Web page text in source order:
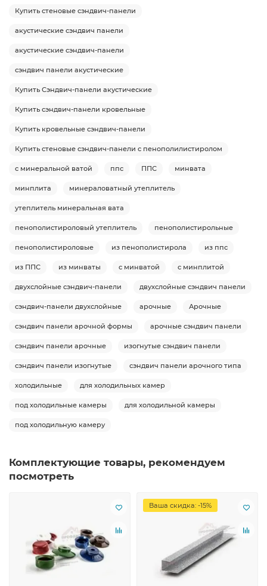
Купить стеновые сэндвич-панели
акустические сэндвич панели
акустические сэндвич-панели
сэндвич панели акустические
Купить Сэндвич-панели акустические
Купить сэндвич-панели кровельные
Купить кровельные сэндвич-панели
Купить стеновые сэндвич-панели с пенополилистиролом
с минеральной ватой ппс ППС минвата
минплита минераловатный утеплитель
утеплитель минеральная вата
пенополистироловый утеплитель пенополистирольные
пенополистироловые из пенополистирола из ппс
из ППС из минваты с минватой с минплитой
двухслойные сэндвич-панели двухслойные сэндвич панели
сэндвич-панели двухслойные арочные Арочные
сэндвич панели арочной формы арочные сэндвич панели
сэндвич панели арочные изогнутые сэндвич панели
сэндвич панели изогнутые сэндвич панели арочного типа
холодильные для холодильных камер
под холодильные камеры для холодильной камеры
под холодильную камеру
Комплектующие товары, рекомендуем
посмотреть
Ваша скидка: -15%